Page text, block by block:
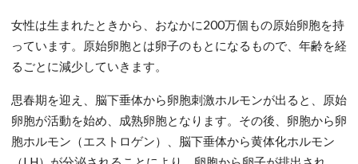
女性は生まれたときから、おなかに200万個もの原始卵胞を持
っています。原始卵胞とは卵子のもとになるもので、年齢を経
るごとに減少していきます。
思春期を迎え、脳下垂体から卵胞刺激ホルモンが出ると、原始
卵胞が活動を始め、成熟卵胞となります。その後、卵胞から卵
胞ホルモン（エストロゲン）、脳下垂体から黄体化ホルモン